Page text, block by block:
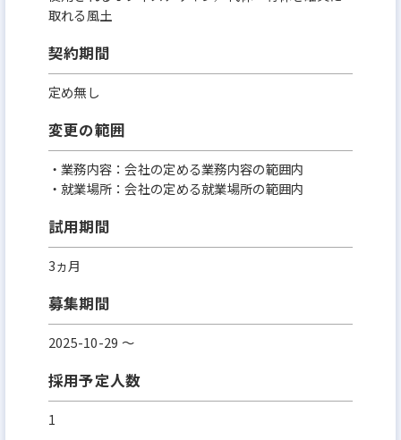
取れる風土
契約期間
定め無し
変更の範囲
・業務内容：会社の定める業務内容の範囲内
・就業場所：会社の定める就業場所の範囲内
試用期間
3ヵ月
募集期間
2025-10-29 〜
採用予定人数
1